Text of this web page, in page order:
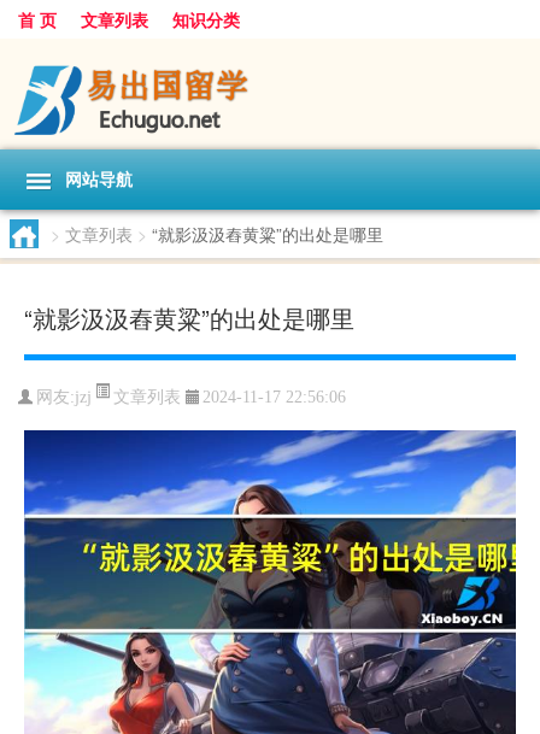
首 页 文章列表 知识分类
网站导航
> 文章列表 > “就影汲汲舂黄粱”的出处是哪里
“就影汲汲舂黄粱”的出处是哪里
网友:jzj 文章列表 2024-11-17 22:56:06